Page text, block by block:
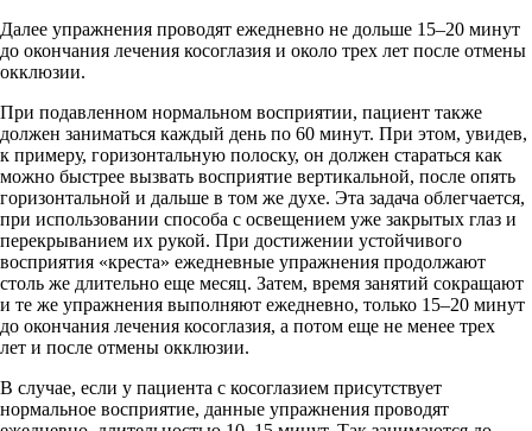
Далее упражнения проводят ежедневно не дольше 15–20 минут
до окончания лечения косоглазия и около трех лет после отмены
окклюзии.
При подавленном нормальном восприятии, пациент также
должен заниматься каждый день по 60 минут. При этом, увидев,
к примеру, горизонтальную полоску, он должен стараться как
можно быстрее вызвать восприятие вертикальной, после опять
горизонтальной и дальше в том же духе. Эта задача облегчается,
при использовании способа с освещением уже закрытых глаз и
перекрыванием их рукой. При достижении устойчивого
восприятия «креста» ежедневные упражнения продолжают
столь же длительно еще месяц. Затем, время занятий сокращают
и те же упражнения выполняют ежедневно, только 15–20 минут
до окончания лечения косоглазия, а потом еще не менее трех
лет и после отмены окклюзии.
В случае, если у пациента с косоглазием присутствует
нормальное восприятие, данные упражнения проводят